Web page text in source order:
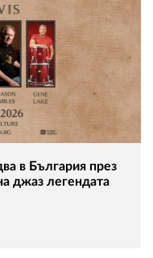
в България през
джаз легендата